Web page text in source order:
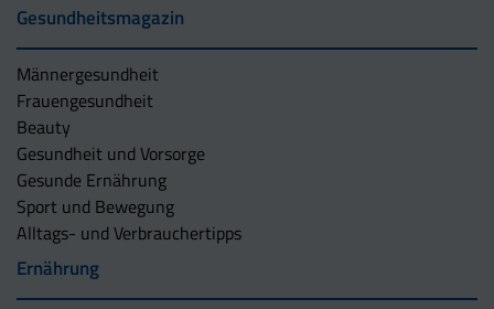
Gesundheitsmagazin
Männergesundheit
Frauengesundheit
Beauty
Gesundheit und Vorsorge
Gesunde Ernährung
Sport und Bewegung
Alltags- und Verbrauchertipps
Ernährung